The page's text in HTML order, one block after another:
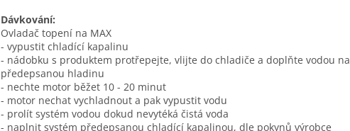
Dávkování:
Ovladač topení na MAX
- vypustit chladící kapalinu
- nádobku s produktem protřepejte, vlijte do chladiče a doplňte vodou na
předepsanou hladinu
- nechte motor běžet 10 - 20 minut
- motor nechat vychladnout a pak vypustit vodu
- prolít systém vodou dokud nevytéká čistá voda
- naplnit systém předepsanou chladící kapalinou, dle pokynů výrobce